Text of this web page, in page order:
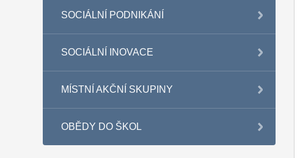
SOCIÁLNÍ PODNIKÁNÍ
SOCIÁLNÍ INOVACE
MÍSTNÍ AKČNÍ SKUPINY
OBĚDY DO ŠKOL